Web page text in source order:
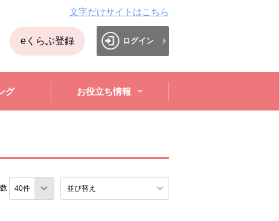
文字だけサイトはこちら
eくらぶ登録 ログイン
グ お役立ち情報
並び替え